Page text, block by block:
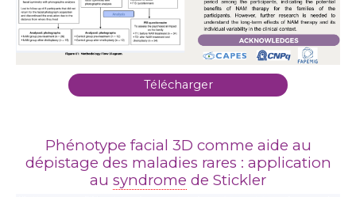
Télécharger
Phénotype facial 3D comme aide au
dépistage des maladies rares : application
au syndrome de Stickler